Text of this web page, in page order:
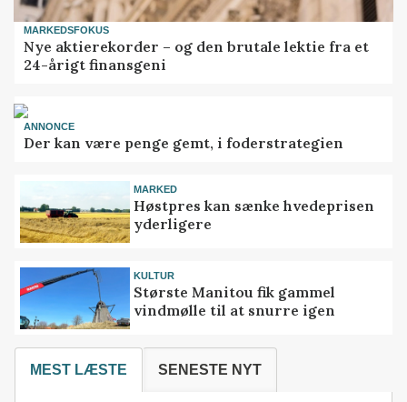
MARKEDSFOKUS
Nye aktierekorder – og den brutale lektie fra et
24-årigt finansgeni
ANNONCE
Der kan være penge gemt, i foderstrategien
MARKED
Høstpres kan sænke hvedeprisen
yderligere
KULTUR
Største Manitou fik gammel
vindmølle til at snurre igen
MEST LÆSTE SENESTE NYT